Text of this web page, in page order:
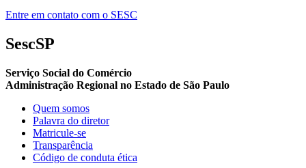
Entre em contato com o SESC
SescSP
Serviço Social do Comércio
Administração Regional no Estado de São Paulo
Quem somos
Palavra do diretor
Matricule-se
Transparência
Código de conduta ética